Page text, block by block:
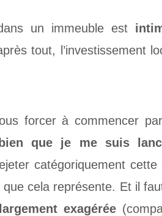
un immeuble est
tout, l’investissement
forcer à commencer
que je me suis
catégoriquement cette
cela représente. Et il
exagérée